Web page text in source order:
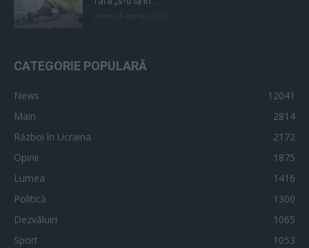
CATEGORIE POPULARĂ
News
12041
Main
2814
Război în Ucraina
2172
Opinii
1875
Lumea
1416
Politică
1300
Dezvăluiri
1065
Sport
1053